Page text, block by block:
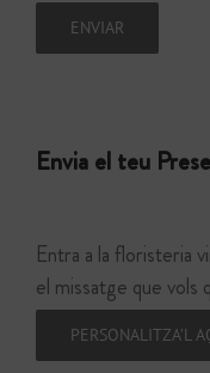
Envia el teu
Entra a la floristeria
el missatge que vols
PERSONALITZA’L